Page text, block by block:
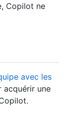
Copilot ne
avec les
acquérir une